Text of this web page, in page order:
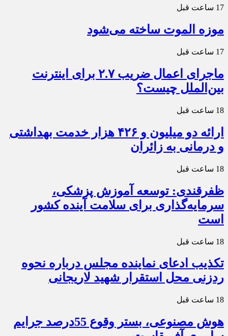
17 ساعت قبل
موزه الموت ساخته می‌شود
17 ساعت قبل
ماجرای اعمال ضریب ۲.۷ برای اینترنت
بین‌الملل چیست؟
18 ساعت قبل
ارائه دو میلیون و ۴۲۶ هزار خدمت بهداشتی
و درمانی به زائران
18 ساعت قبل
ظفرقندی: توسعه آموزش پزشکی،
سرمایه‌گذاری برای سلامت آینده کشور
است
18 ساعت قبل
تکذیب ادعای نماینده مجلس درباره نحوه
ردزنی محل استقرار شهید لاریجانی
18 ساعت قبل
هوش مصنوعی، بستر وقوع 55درصد جرایم